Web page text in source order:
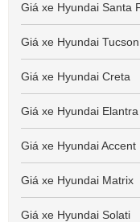
Giá xe Hyundai Santa
Giá xe Hyundai Tucson
Giá xe Hyundai Creta
Giá xe Hyundai Elantra
Giá xe Hyundai Accent
Giá xe Hyundai Matrix
Giá xe Hyundai Solati